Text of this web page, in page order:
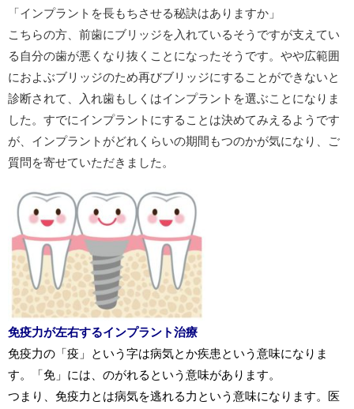
「インプラントを長もちさせる秘訣はありますか」
こちらの方、前歯にブリッジを入れているそうですが支えてい
る自分の歯が悪くなり抜くことになったそうです。やや広範囲
におよぶブリッジのため再びブリッジにすることができないと
診断されて、入れ歯もしくはインプラントを選ぶことになりま
した。すでにインプラントにすることは決めてみえるようです
が、インプラントがどれくらいの期間もつのかが気になり、ご
質問を寄せていただきました。
免疫力が左右するインプラント治療
免疫力の「疫」という字は病気とか疾患という意味になりま
す。
「免」には、のがれるという意味があります。
つまり、免疫力とは病気を逃れる力という意味になります。 医